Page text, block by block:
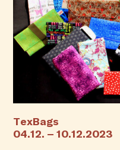
TexBags
04.12. – 10.12.2023